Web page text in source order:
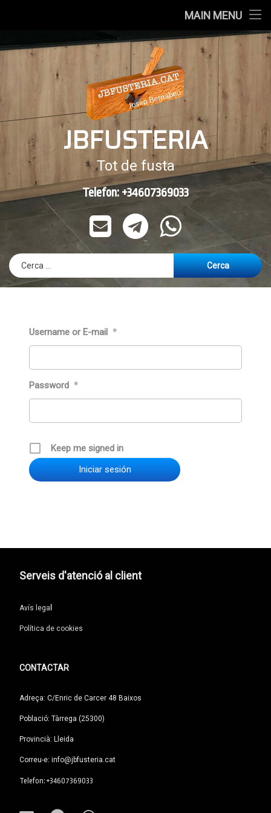
MAIN MENU
Portes
Contactar
Empresa
to
JBFUSTERIA
Tot de fusta
Telephone: Telefon: +34607369033
E-mailTelegram
WhatsApp
sessió
Username or E-mail *
Password *
Keep me signed in
Serveis d'atenció al client
Avís lega
Política de cookies
CONTACTAR
Adreça: C/Enric de Carcer 48 Baixos
Població: Tàrrega (25300)
Provincià: Lleida
Correu-e: info@jbfusteria.cat
Tel:
Telefon: +34607369033